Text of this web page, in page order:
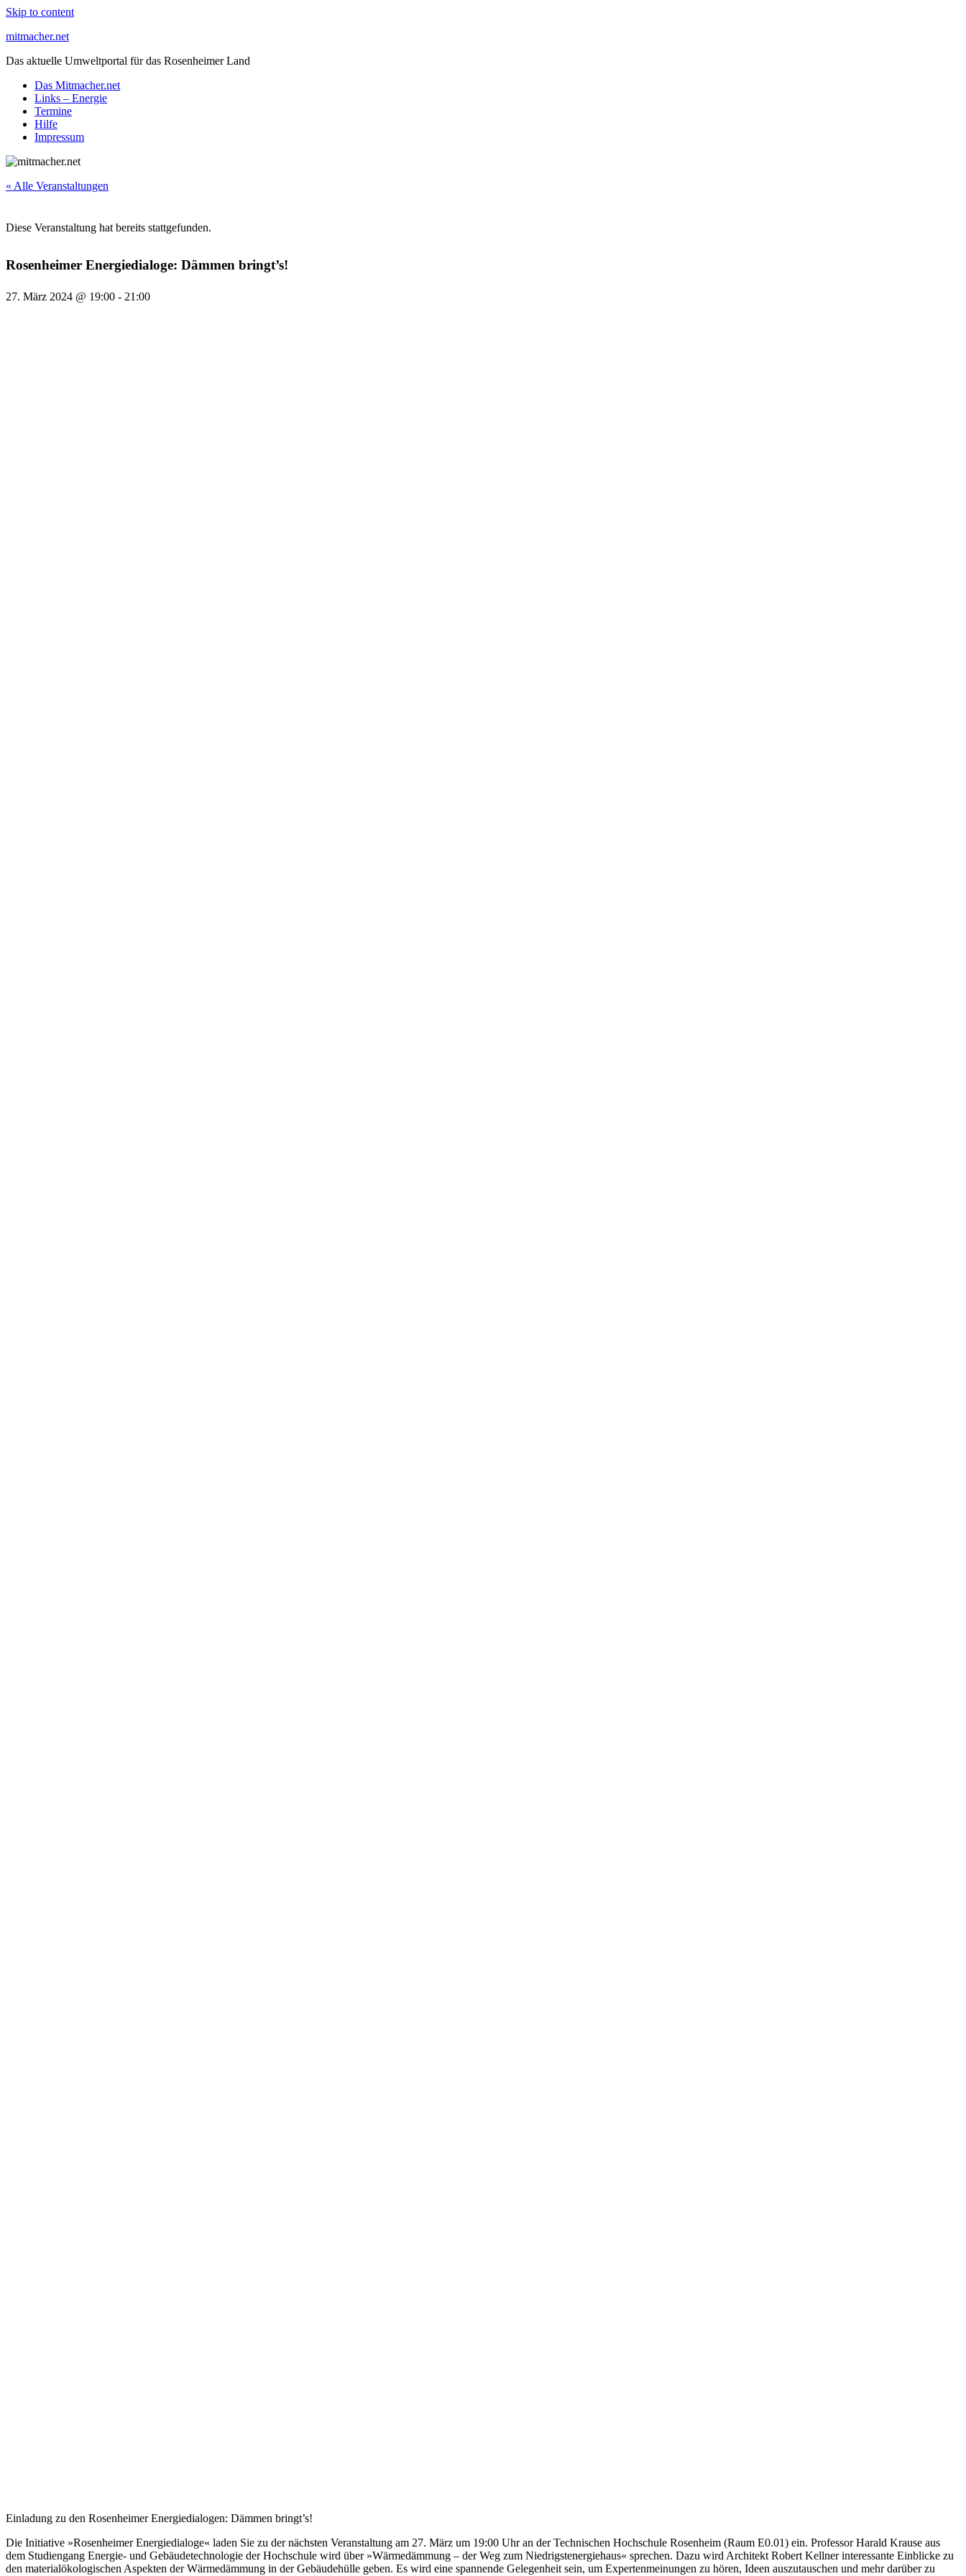
Skip to content
mitmacher.net
Das aktuelle Umweltportal für das Rosenheimer Land
Das Mitmacher.net
Links – Energie
Termine
Hilfe
Impressum
« Alle Veranstaltungen
Diese Veranstaltung hat bereits stattgefunden.
Rosenheimer Energiedialoge: Dämmen bringt’s!
27. März 2024 @ 19:00 - 21:00
Einladung zu den Rosenheimer Energiedialogen: Dämmen bringt’s!
Die Initiative »Rosenheimer Energiedialoge« laden Sie zu der nächsten Veranstaltung am 27. März um 19:00 Uhr an der Technischen Hochschule Rosenheim (Raum E0.01) ein. Professor Harald Krause aus
dem Studiengang Energie- und Gebäudetechnologie der Hochschule wird über »Wärmedämmung – der Weg zum Niedrigstenergiehaus« sprechen. Dazu wird Architekt Robert Kellner interessante Einblicke zu
den materialökologischen Aspekten der Wärmedämmung in der Gebäudehülle geben. Es wird eine spannende Gelegenheit sein, um Expertenmeinungen zu hören, Ideen auszutauschen und mehr darüber zu